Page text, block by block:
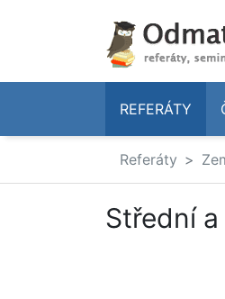
REFERÁTY
Referáty
Střední